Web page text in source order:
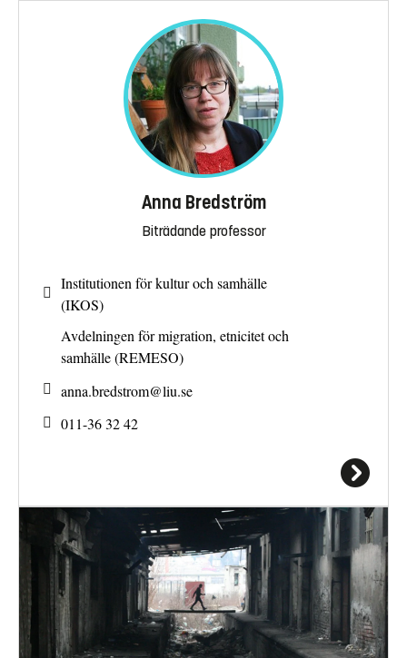
Anna Bredström
Biträdande professor
Institutionen för kultur och samhälle
(IKOS)
Avdelningen för migration, etnicitet och
samhälle (REMESO)
anna.bredstrom@liu.se
011-36 32 42